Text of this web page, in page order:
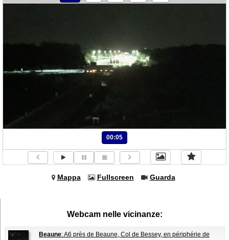
00:05
Mappa Fullscreen Guarda
Webcam nelle vicinanze:
Beaune: A6 près de Beaune, Col de Bessey, en périphérie de